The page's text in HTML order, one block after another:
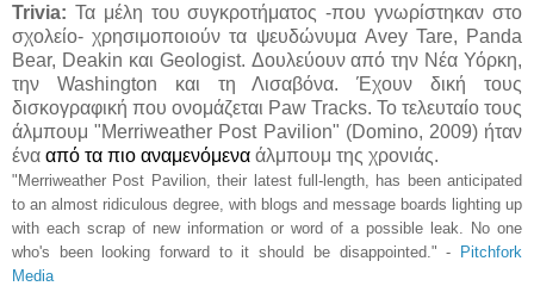
Trivia: Τα μέλη του συγκροτήματος -που γνωρίστηκαν στο
σχολείο- χρησιμοποιούν τα ψευδώνυμα Avey Tare, Panda
Bear, Deakin και Geologist. Δουλεύουν από την Νέα Υόρκη,
την Washington και τη Λισαβόνα. Έχουν δική τους
δισκογραφική που ονομάζεται Paw Tracks. Το τελευταίο τους
άλμπουμ "Merriweather Post Pavilion" (Domino, 2009) ήταν
ένα από τα πιο αναμενόμενα άλμπουμ της χρονιάς.
"Merriweather Post Pavilion, their latest full-length, has been anticipated
to an almost ridiculous degree, with blogs and message boards lighting up
with each scrap of new information or word of a possible leak. No one
who's been looking forward to it should be disappointed." -
Pitchfork
Media